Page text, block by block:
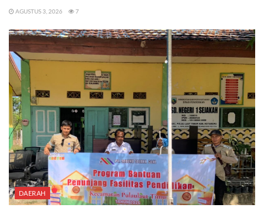
AGUSTUS 3, 2026 7
DAERAH